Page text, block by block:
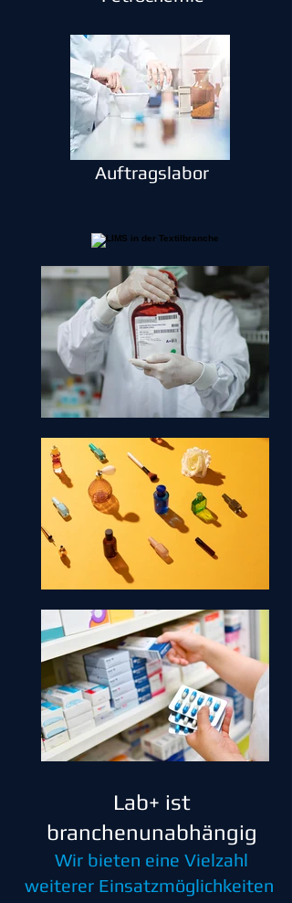
Auftragslabor
Lab+ ist
branchenunabhängig
Wir bieten eine Vielzahl
weiterer Einsatzmöglichkeiten